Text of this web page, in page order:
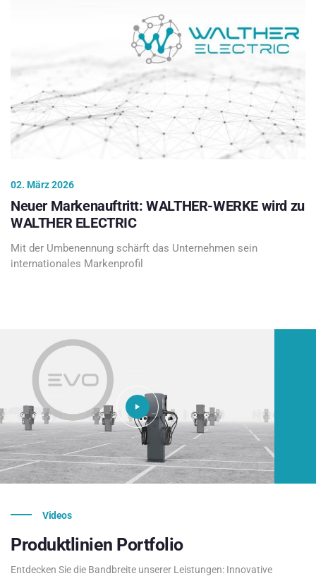
02. März 2026
Neuer Markenauftritt: WALTHER-WERKE wird zu
WALTHER ELECTRIC
Mit der Umbenennung schärft das Unternehmen sein
internationales Markenprofil
Videos
Produktlinien Portfolio
Entdecken Sie die Bandbreite unserer Leistungen: Innovative